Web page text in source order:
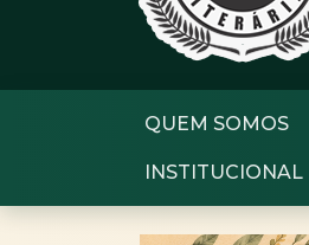
QUEM SOMOS
INSTITUCIONAL